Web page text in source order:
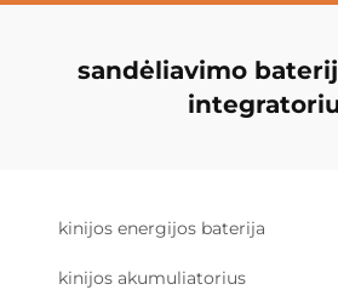
sandėliavimo
kinijos energijos baterija
kinijos akumuliatorius